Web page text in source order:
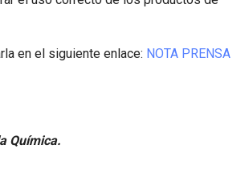
en el siguiente enlace: NOTA PRENSA
Química.